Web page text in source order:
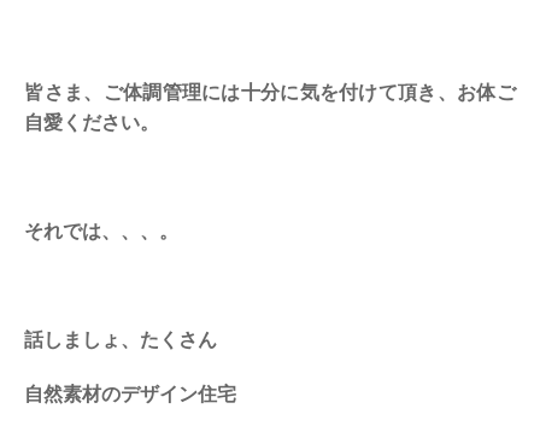
皆さま、ご体調管理には十分に気を付けて頂き、お体ご
自愛ください。
それでは、、、。
話しましょ、たくさん
自然素材のデザイン住宅